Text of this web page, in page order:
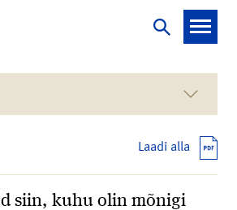
Laadi alla
siin, kuhu olin mõnigi